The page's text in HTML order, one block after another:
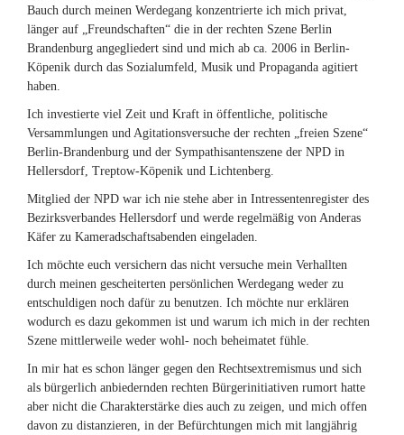
Bauch durch meinen Werdegang konzentrierte ich mich privat,
länger auf „Freundschaften“ die in der rechten Szene Berlin
Brandenburg angegliedert sind und mich ab ca. 2006 in Berlin-
Köpenik durch das Sozialumfeld, Musik und Propaganda agitiert
haben.
Ich investierte viel Zeit und Kraft in öffentliche, politische
Versammlungen und Agitationsversuche der rechten „freien Szene“
Berlin-Brandenburg und der Sympathisantenszene der NPD in
Hellersdorf, Treptow-Köpenik und Lichtenberg.
Mitglied der NPD war ich nie stehe aber in Intressentenregister des
Bezirksverbandes Hellersdorf und werde regelmäßig von Anderas
Käfer zu Kameradschaftsabenden eingeladen.
Ich möchte euch versichern das nicht versuche mein Verhallten
durch meinen gescheiterten persönlichen Werdegang weder zu
entschuldigen noch dafür zu benutzen. Ich möchte nur erklären
wodurch es dazu gekommen ist und warum ich mich in der rechten
Szene mittlerweile weder wohl- noch beheimatet fühle.
In mir hat es schon länger gegen den Rechtsextremismus und sich
als bürgerlich anbiedernden rechten Bürgerinitiativen rumort hatte
aber nicht die Charakterstärke dies auch zu zeigen, und mich offen
davon zu distanzieren, in der Befürchtungen mich mit langjährig